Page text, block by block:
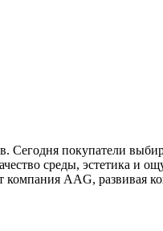
Сегодня покупатели
среды, эстетика и
компания AAG, развивая